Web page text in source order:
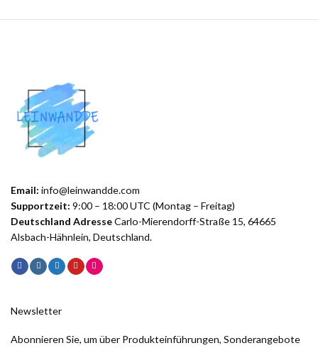
Email: info@leinwandde.com
Supportzeit: 9:00 – 18:00 UTC (Montag – Freitag)
Deutschland AdresseCarlo-Mierendorff-Straße 15, 64665
Alsbach-Hähnlein, Deutschland.
Newsletter
Abonnieren Sie, um über Produkteinführungen, Sonderangebote